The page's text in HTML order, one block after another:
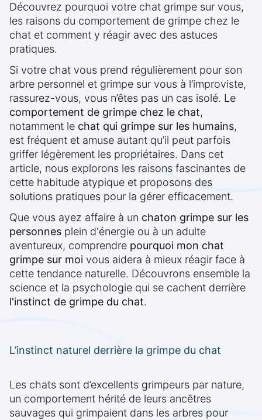
Découvrez pourquoi votre chat grimpe sur vous,
les raisons du comportement de grimpe chez le
chat et comment y réagir avec des astuces
pratiques.
Si votre chat vous prend régulièrement pour son
arbre personnel et grimpe sur vous à l’improviste,
rassurez-vous, vous n’êtes pas un cas isolé. Le
comportement de grimpe chez le chat,
notamment le chat qui grimpe sur les humains,
est fréquent et amuse autant qu’il peut parfois
griffer légèrement les propriétaires. Dans cet
article, nous explorons les raisons fascinantes de
cette habitude atypique et proposons des
solutions pratiques pour la gérer efficacement.
Que vous ayez affaire à un chaton grimpe sur les
personnes plein d'énergie ou à un adulte
aventureux, comprendre pourquoi mon chat
grimpe sur moi vous aidera à mieux réagir face à
cette tendance naturelle. Découvrons ensemble la
science et la psychologie qui se cachent derrière
l'instinct de grimpe du chat.
L’instinct naturel derrière la grimpe du chat
Les chats sont d’excellents grimpeurs par nature,
un comportement hérité de leurs ancêtres
sauvages qui grimpaient dans les arbres pour